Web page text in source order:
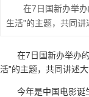
在7日国新办举
生活”的主题，共同讲
在7日国新办举办
活”的主题，共同讲述
今年是中国电影诞